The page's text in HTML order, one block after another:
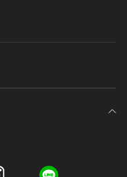
違って見える場合があ